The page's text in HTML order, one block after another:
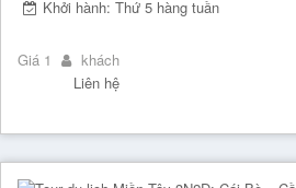
Khởi hành: Thứ 5 hàng tuần
Giá 1
khách
Liên hệ